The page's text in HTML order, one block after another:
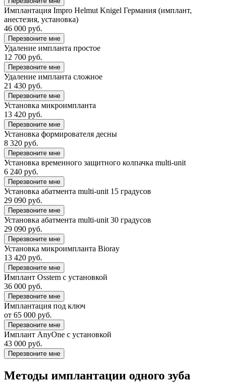
Имплантация Impro Helmut Knigel Германия (имплант,
анестезия, установка)
46 000 руб.
Перезвоните мне
Удаление импланта простое
12 700 руб.
Перезвоните мне
Удаление импланта сложное
21 430 руб.
Перезвоните мне
Установка микроимпланта
13 420 руб.
Перезвоните мне
Установка формирователя десны
8 320 руб.
Перезвоните мне
Установка временного защитного колпачка multi-unit
6 240 руб.
Перезвоните мне
Установка абатмента multi-unit 15 градусов
29 090 руб.
Перезвоните мне
Установка абатмента multi-unit 30 градусов
29 090 руб.
Перезвоните мне
Установка микроимпланта Bioray
13 420 руб.
Перезвоните мне
Имплант Osstem с установкой
36 000 руб.
Перезвоните мне
Имплантация под ключ
от 65 000 руб.
Перезвоните мне
Имплант AnyOne с установкой
43 000 руб.
Перезвоните мне
Методы имплантации одного зуба